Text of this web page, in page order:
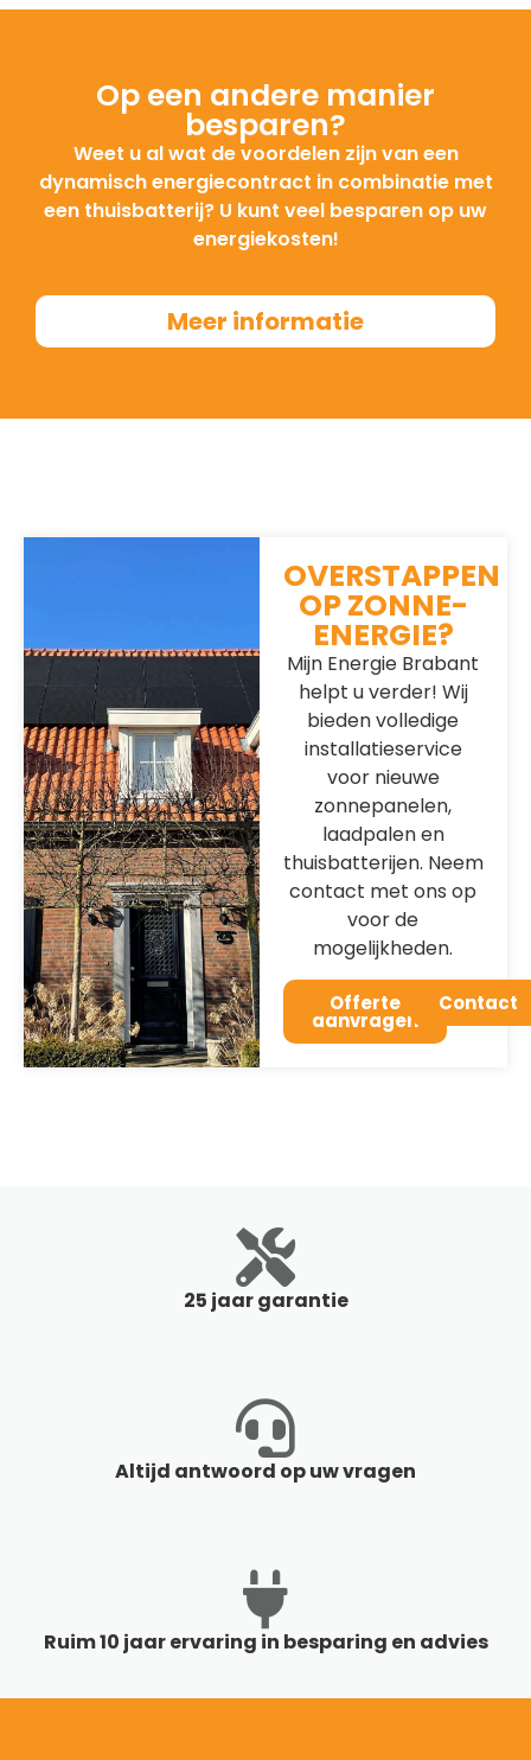
1,28 kW
Nominale spanning/bereik
230/184-253 VAC
Gewicht 48,8 kg per systeem
Ruimte Buiten - IP55
Koeling
Natuurlijke convectie; geen ventilatoren
Communicatie Draadloos 2,4 GHz
voor een maximale veiligheid en levensduur
Op een andere manier
besparen?
Weet u al wat de voordelen zijn van een
dynamisch energiecontract in combinatie met
een thuisbatterij? U kunt veel besparen op uw
energiekosten!
Meer informatie
OVERSTAPPEN
OP ZONNE-
ENERGIE?
Mijn Energie Brabant
helpt u verder! Wij
bieden volledige
installatieservice
voor nieuwe
zonnepanelen,
laadpalen en
thuisbatterijen. Neem
contact met ons op
voor de
mogelijkheden.
Offerte
aanvragen
Contact
25 jaar garantie
Altijd antwoord op uw vragen
Ruim 10 jaar ervaring in besparing en advies